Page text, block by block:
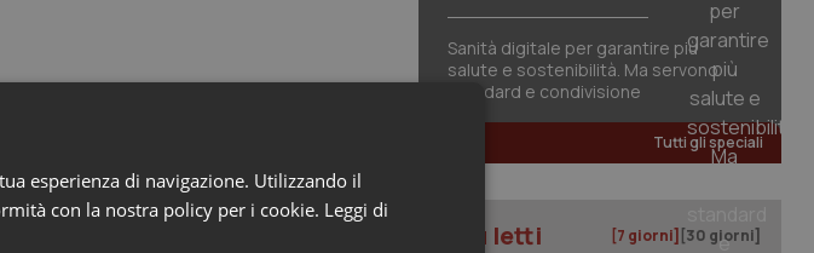
Sanità digitale per garantire più
salute e sostenibilità. Ma servono
standard e condivisione
Tutti gli speciali
I più letti [7 giorni] [30 giorni]
esperienza di navigazione. Utilizzando il
con la nostra policy per i cookie. Leggi di